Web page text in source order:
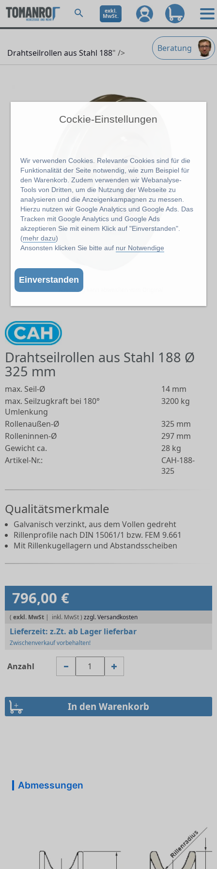
Cockie-Einstellungen
Wir verwenden Cookies. Relevante Cookies sind für die
Funktionalität der Seite notwendig, wie zum Beispiel für
den Warenkorb. Zudem verwenden wir Webanalyse-
Tools von Dritten, um die Nutzung der Webseite zu
analysieren und die Anzeigenkampagnen zu messen.
Hierzu nutzen wir Google Analytics und Google Ads. Das
Tracken mit Google Analytics und Google Ads
akzeptieren Sie mit einem Klick auf "Einverstanden".
(mehr dazu)
Ansonsten klicken Sie bitte auf nur Notwendige
Einverstanden
exkl.
MwSt.
Beratung
Drahtseilrollen aus Stahl 188" />
Abbildung kann abweichen vom Original
Drahtseilrollen aus Stahl 188 Ø
325 mm
max. Seil-Ø
14 mm
max. Seilzugkraft bei 180°
Umlenkung
3200 kg
Rollenaußen-Ø
325 mm
Rolleninnen-Ø
297 mm
Gewicht ca.
28 kg
Artikel-Nr.:
CAH-188-
325
Qualitätsmerkmale
Galvanisch verzinkt, aus dem Vollen gedreht
Rillenprofile nach DIN 15061/1 bzw. FEM 9.661
Mit Rillenkugellagern und Abstandsscheiben
796,00 €
( exkl. MwSt | zzgl. Versandkosten
Lieferzeit: z.Zt. ab Lager lieferbar
Zwischenverkauf vorbehalten!
Anzahl
Abmessungen